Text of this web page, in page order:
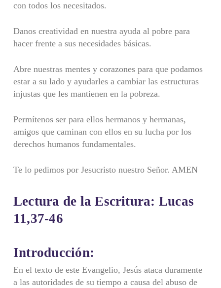
con todos los necesitados.
Danos creatividad en nuestra ayuda al pobre para
hacer frente a sus necesidades básicas.
Abre nuestras mentes y corazones para que podamos
estar a su lado y ayudarles a cambiar las estructuras
injustas que les mantienen en la pobreza.
Permítenos ser para ellos hermanos y hermanas,
amigos que caminan con ellos en su lucha por los
derechos humanos fundamentales.
Te lo pedimos por Jesucristo nuestro Señor. AMEN
Lectura de la Escritura: Lucas
11,37-46
Introducción:
En el texto de este Evangelio, Jesús ataca duramente
a las autoridades de su tiempo a causa del abuso de